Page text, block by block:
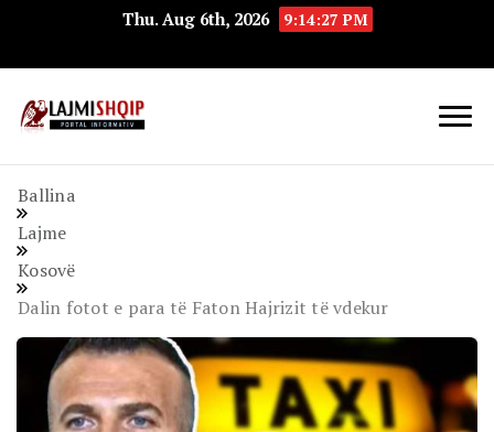
Thu. Aug 6th, 2026 9:14:28 PM
Ballina
Lajme
Kosovë
Dalin fotot e para të Faton Hajrizit të vdekur